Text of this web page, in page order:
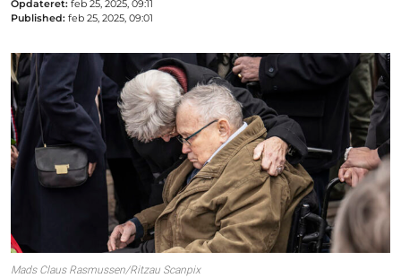
Opdateret: feb 25, 2025, 09:11
Published: feb 25, 2025, 09:01
Mads Claus Rasmussen/Ritzau Scanpix